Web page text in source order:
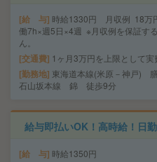
給 与 時給1330円 月収例 18万
働7h×週5日×4週 ※月収例を保証す
ん。
交通費 1ヶ月3万円を上限として実
勤務地 東海道本線(米原－神戸)
石山坂本線 錦 徒歩9分
給与即払いOK！高時給！日
給 与 時給1350円